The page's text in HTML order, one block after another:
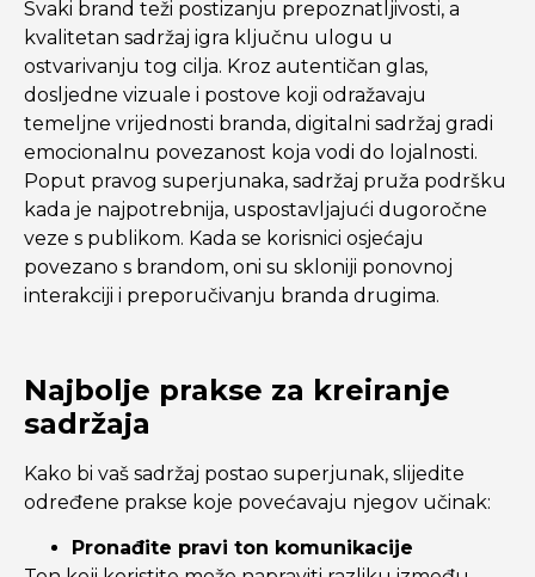
Svaki brand teži postizanju prepoznatljivosti, a
kvalitetan sadržaj igra ključnu ulogu u
ostvarivanju tog cilja. Kroz autentičan glas,
dosljedne vizuale i postove koji odražavaju
temeljne vrijednosti branda, digitalni sadržaj gradi
emocionalnu povezanost koja vodi do lojalnosti.
Poput pravog superjunaka, sadržaj pruža podršku
kada je najpotrebnija, uspostavljajući dugoročne
veze s publikom. Kada se korisnici osjećaju
povezano s brandom, oni su skloniji ponovnoj
interakciji i preporučivanju branda drugima.
Najbolje prakse za kreiranje
sadržaja
Kako bi vaš sadržaj postao superjunak, slijedite
određene prakse koje povećavaju njegov učinak:
Pronađite pravi ton komunikacije